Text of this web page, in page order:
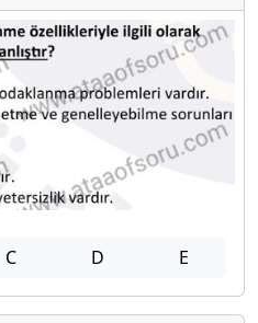
C D E